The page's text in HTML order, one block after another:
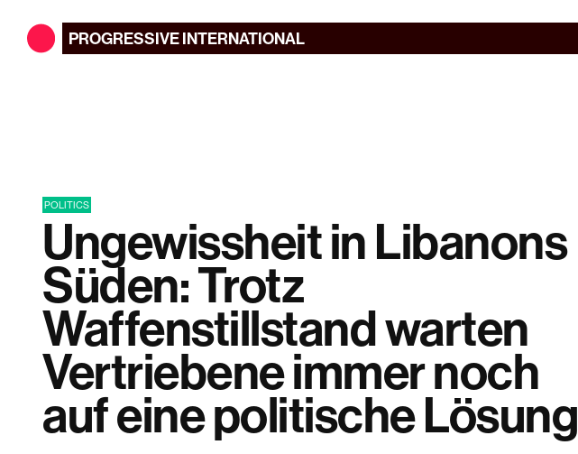
PROGRESSIVEINTERNATIONAL
POLITICS
Ungewissheit in Libanons
Süden: Trotz
Waffenstillstand warten
Vertriebene immer noch
auf eine politische Lösung